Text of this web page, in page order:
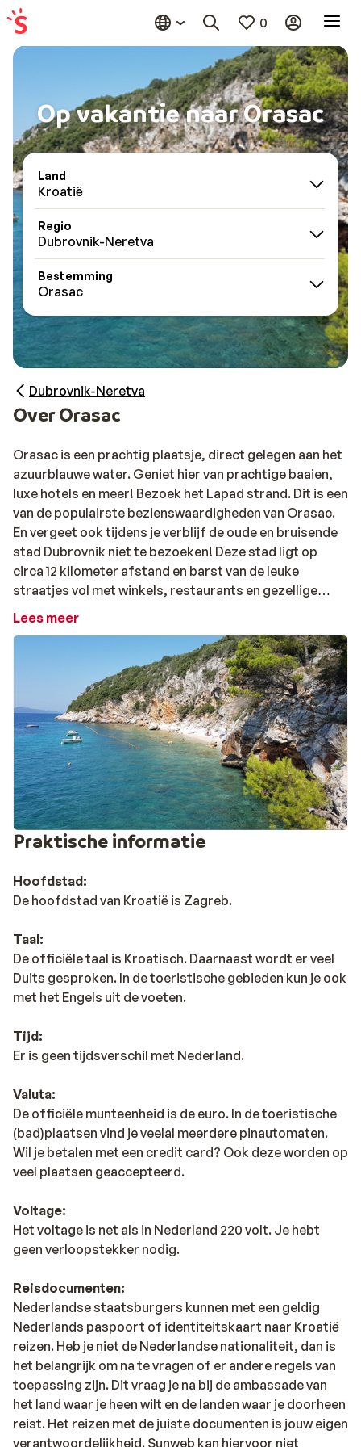
0
Op vakantie naar Orasac
Land
Kroatië
Regio
Dubrovnik-Neretva
Bestemming
Orasac
Dubrovnik-Neretva
Over Orasac
Orasac is een prachtig plaatsje, direct gelegen aan het
azuurblauwe water. Geniet hier van prachtige baaien,
luxe hotels en meer! Bezoek het Lapad strand. Dit is een
van de populairste bezienswaardigheden van Orasac.
En vergeet ook tijdens je verblijf de oude en bruisende
stad Dubrovnik niet te bezoeken! Deze stad ligt op
circa 12 kilometer afstand en barst van de leuke
straatjes vol met winkels, restaurants en gezellige
terrasjes.
Lees meer
Praktische informatie
Hoofdstad:
De hoofdstad van Kroatië is Zagreb.
Taal:
De officiële taal is Kroatisch. Daarnaast wordt er veel
Duits gesproken. In de toeristische gebieden kun je ook
met het Engels uit de voeten.
Tijd:
Er is geen tijdsverschil met Nederland.
Valuta:
De officiële munteenheid is de euro. In de toeristische
(bad)plaatsen vind je veelal meerdere pinautomaten.
Wil je betalen met een credit card? Ook deze worden op
veel plaatsen geaccepteerd.
Voltage:
Het voltage is net als in Nederland 220 volt. Je hebt
geen verloopstekker nodig.
Reisdocumenten:
Nederlandse staatsburgers kunnen met een geldig
Nederlands paspoort of identiteitskaart naar Kroatië
reizen. Heb je niet de Nederlandse nationaliteit, dan is
het belangrijk om na te vragen of er andere regels van
toepassing zijn. Dit vraag je na bij de ambassade van
het land waar je heen wilt en de landen waar je doorheen
reist. Het reizen met de juiste documenten is jouw eigen
verantwoordelijkheid. Sunweb kan hiervoor niet